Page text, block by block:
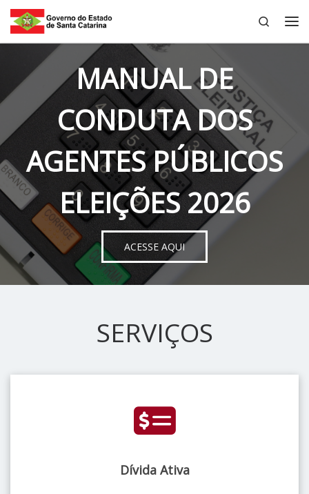
Skip to content
Search
MANUAL DE
CONDUTA DOS
AGENTES PÚBLICOS
ELEIÇÕES 2026
ACESSE AQUI
SERVIÇOS
Dívida Ativa